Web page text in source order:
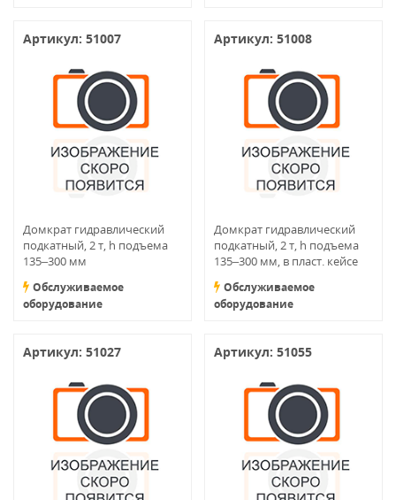
Артикул: 51007
Домкрат гидравлический
подкатный, 2 т, h подъема
135–300 мм
Обслуживаемое
оборудование
Артикул: 51008
Домкрат гидравлический
подкатный, 2 т, h подъема
135–300 мм, в пласт. кейсе
Обслуживаемое
оборудование
Артикул: 51027 Артикул: 51055